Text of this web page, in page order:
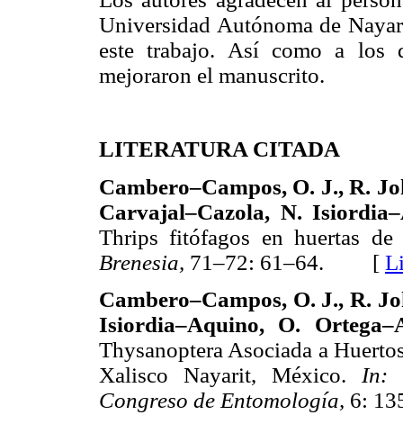
Universidad Autónoma de
este trabajo. Así como a los
mejoraron el manuscrito.
LITERATURA CITADA
Cambero–Campos, O. J., R.
Carvajal–Cazola, N.
Thrips fitófagos en huertas
Brenesia, 71–72: 61–64. [
Cambero–Campos, O. J., R.
Isiordia–Aquino, O.
Thysanoptera Asociada a
Xalisco Nayarit, México. In:
Congreso de Entomología, 6: